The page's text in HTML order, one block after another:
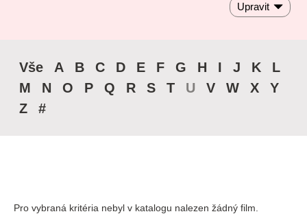
Upravit
Vše A B C D E F G H I J K
L
M
N O P Q R S T U V W X
Y
Z
#
Pro vybraná kritéria nebyl v katalogu nalezen žádný film.